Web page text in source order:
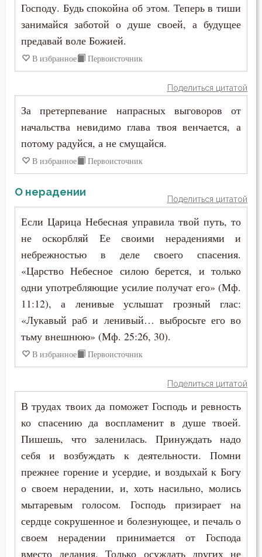
Господу. Будь спокойна об этом. Теперь в тиши
занимайся заботой о душе своей, а будущее
предавай воле Божией.
В избранное Первоисточник
Поделиться цитатой
За претерпевание напрасных выговоров от
начальства невидимо глава твоя венчается, а
потому радуйся, а не смущайся.
В избранное Первоисточник
О нерадении
Поделиться цитатой
Если Царица Небесная управила твой путь, то
не оскорбляй Ее своими нерадениями и
небрежностью в деле своего спасения.
«Царство Небесное силою берется, и только
одни употребляющие усилие получат его» (Мф.
11:12), а ленивые услышат грозный глас:
«Лукавый раб и ленивый… выбросьте его во
тьму внешнюю» (Мф. 25:26, 30).
В избранное Первоисточник
Поделиться цитатой
В трудах твоих да поможет Господь и ревность
ко спасению да воспламенит в душе твоей.
Пишешь, что заленилась. Принуждать надо
себя и возбуждать к деятельности. Помни
прежнее горение и усердие, и воздыхай к Богу
о своем нерадении, и, хоть насильно, молись
мытаревым голосом. Господь призирает на
сердце сокрушенное и болезнующее, и печаль о
своем нерадении принимается от Господа
вместо делания. Только осуждать других не